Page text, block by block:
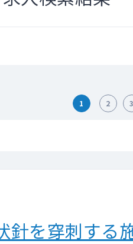
1 2 3
を穿刺する施